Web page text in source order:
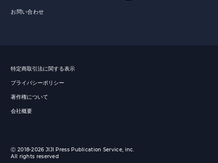
お問い合わせ
特定商取引法に関する表示
プライバシーポリシー
著作権について
会社概要
Ⓒ 2018-2026 JIJI Press Publication Service, inc.
All rights reserved